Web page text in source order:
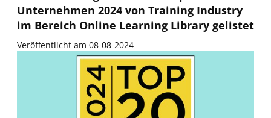
Unternehmen 2024 von Training Industry
im Bereich Online Learning Library gelistet
Veröffentlicht am 08-08-2024